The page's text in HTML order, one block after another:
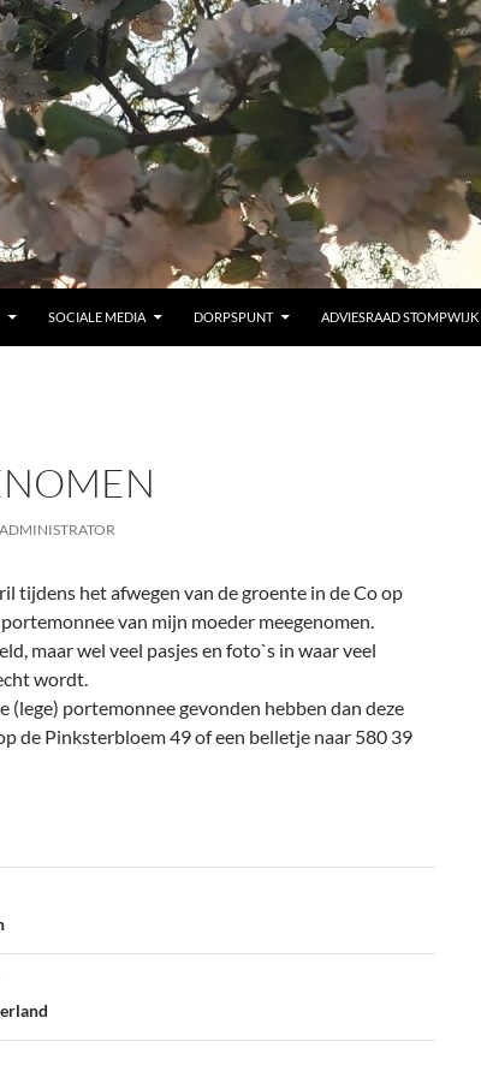
SOCIALE MEDIA DORPSPUNT ADVIESRAAD STOMPWIJK
ADMINISTRATOR
tijdens het afwegen van de groente in de Co op
van mijn moeder meegenomen.
maar wel veel pasjes en foto`s in waar veel
wordt.
(lege) portemonnee gevonden hebben dan deze
de Pinksterbloem 49 of een belletje naar 580 39